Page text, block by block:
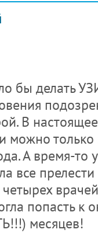
бы делать
В
можно
А время-то
все
попасть к
месяцев!